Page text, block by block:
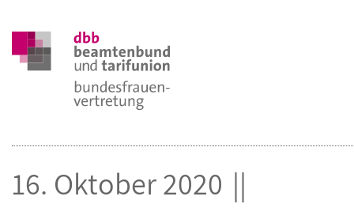
16. Oktober 2020